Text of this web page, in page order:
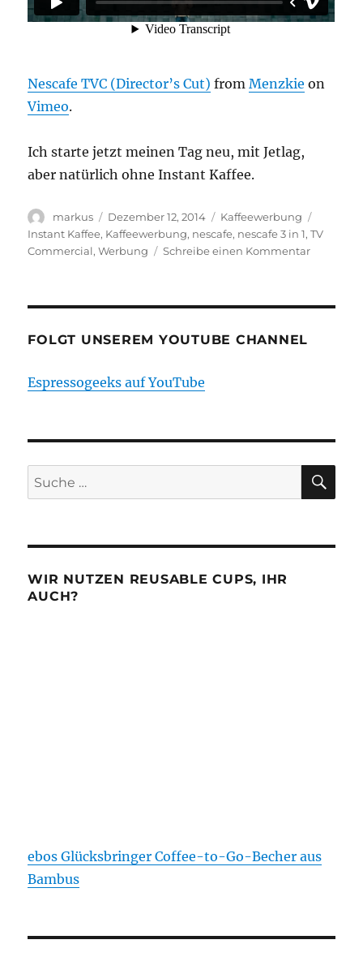
Nescafe TVC (Director’s Cut) fromMenzkie on
Vimeo.
Ich starte jetzt meinen Tag neu, mit Jetlag,
aber natürlich ohne Instant Kaffee.
Autor
markus
Veröffentlicht
am
Dezember 12, 2014 Kategorien
Kaffeewerbung
Instant Kaffee, Kaffeewerbung, nescafe, nescafe 3 in 1,TV
Commercial,Werbung Schreibe einen Kommentarzu
–
die
Werbung
FOLGT UNSEREM YOUTUBE CHANNEL
Espressogeeks auf YouTube
Suche
nach:
WIR NUTZEN REUSABLE CUPS, IHR
AUCH?
ebos Glücksbringer Coffee-to-Go-Becher aus
Bambus